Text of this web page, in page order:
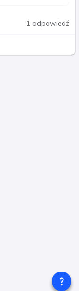
1 odpowiedź